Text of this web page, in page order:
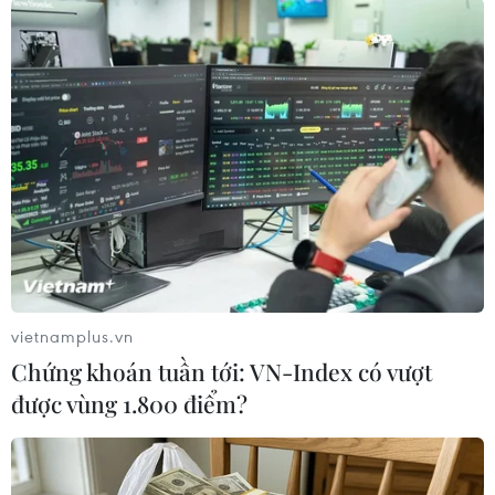
TIN LIÊN QUAN
vietnamplus.vn
Chứng khoán tuần tới: VN-Index có vượt
được vùng 1.800 điểm?